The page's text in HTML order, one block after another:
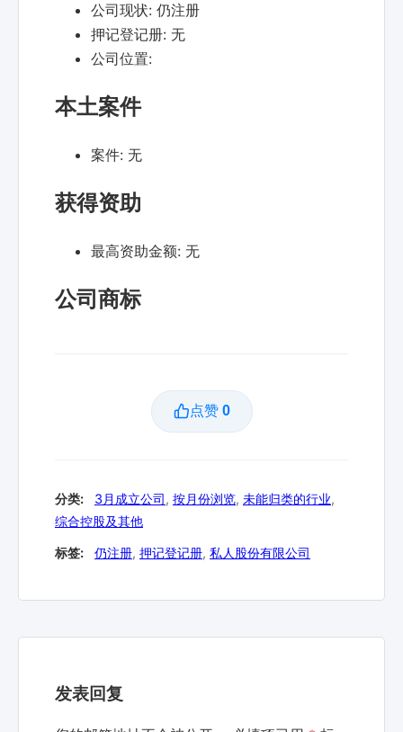
公司现状: 仍注册
押记登记册: 无
公司位置:
本土案件
案件: 无
获得资助
最高资助金额: 无
公司商标
点赞 0
分类: 3月成立公司, 按月份浏览, 未能归类的行业,
综合控股及其他
标签: 仍注册, 押记登记册, 私人股份有限公司
发表回复